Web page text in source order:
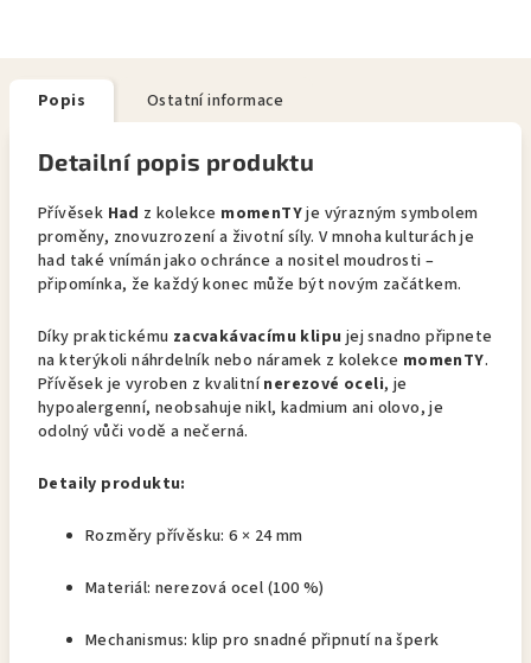
Popis Ostatní informace
Detailní popis produktu
Přívěsek Had z kolekce momenTYje výrazným symbolem
proměny, znovuzrození a životní síly. V mnoha kulturách je
had také vnímán jako ochránce a nositel moudrosti –
připomínka, že každý konec může být novým začátkem.
Díky praktickému zacvakávacímu klipu jej snadno připnete
na kterýkoli náhrdelník nebo náramek z kolekce momenTY.
Přívěsek je vyroben z kvalitnínerezové oceli, je
hypoalergenní, neobsahuje nikl, kadmium ani olovo, je
odolný vůči vodě a nečerná.
Detaily produktu:
Rozměry přívěsku: 6 × 24 mm
Materiál: nerezová ocel (100 %)
Mechanismus: klip pro snadné připnutí na šperk